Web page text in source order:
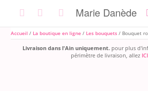
Marie Danède
Accueil / La boutique en ligne / Les bouquets / Bouquet
Livraison dans l'Ain uniquement. pour plus
périmètre de livraison, allez ICI